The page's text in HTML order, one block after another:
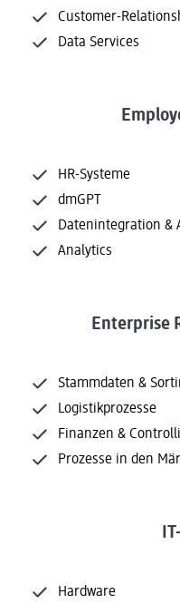
Customer-
Data Services
HR-Systeme
dmGPT
Datenintegration &
Analytics
Enterprise
Stammdaten &
Logistikprozesse
Finanzen &
Prozesse in den
Hardware